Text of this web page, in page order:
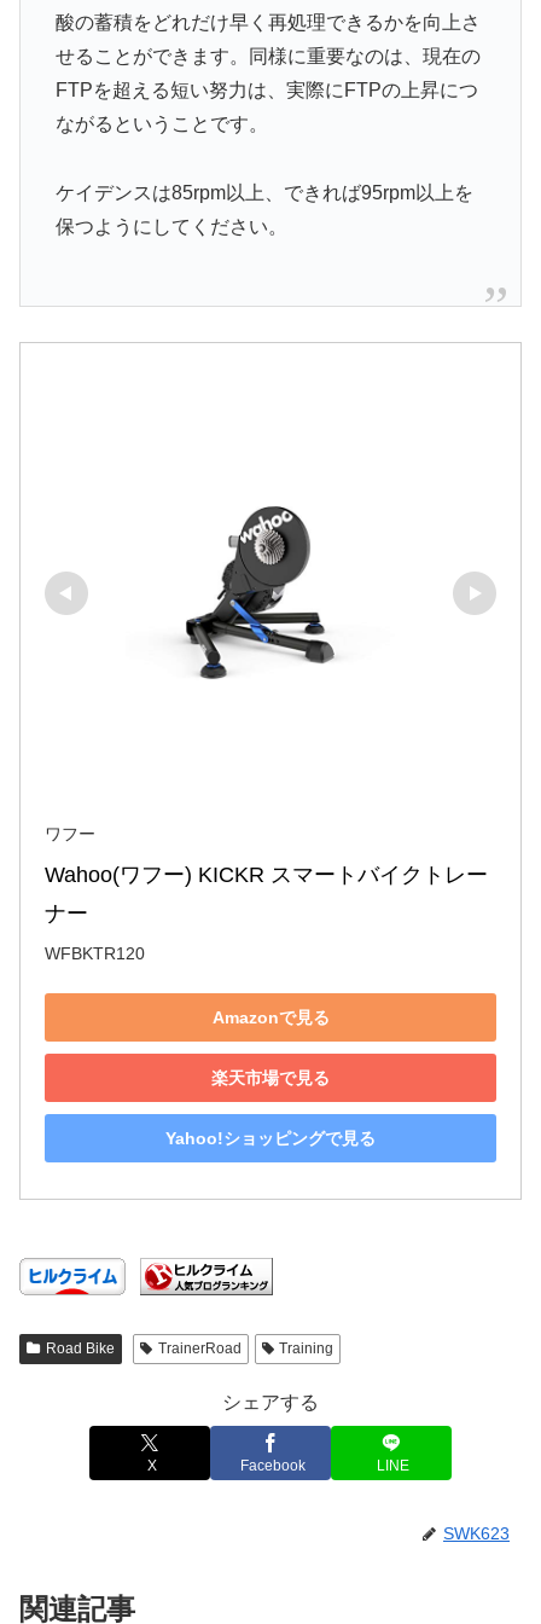
酸の蓄積をどれだけ早く再処理できるかを向上さ
せることができます。同様に重要なのは、現在の
FTPを超える短い努力は、実際にFTPの上昇につ
ながるということです。
ケイデンスは85rpm以上、できれば95rpm以上を
保つようにしてください。
ワフー
Wahoo(ワフー) KICKR スマートバイクトレー
ナー
WFBKTR120
Amazonで見る
楽天市場で見る
Yahoo!ショッピングで見る
Road Bike TrainerRoad Training
シェアする
X Facebook LINE
SWK623
関連記事